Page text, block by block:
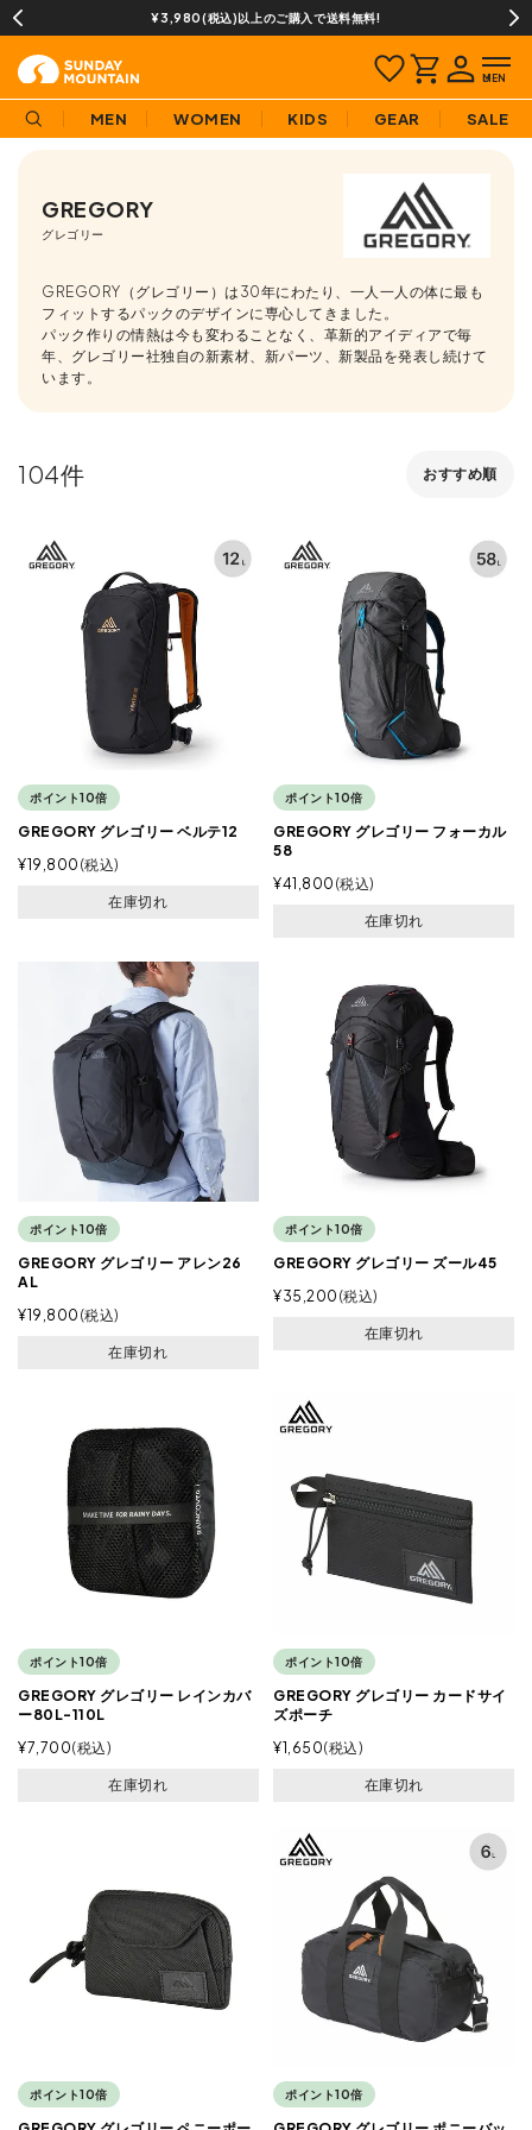
¥3,980(税込)以上のご購入で送料無料!
MEN WOMEN KIDS GEAR SALE
GREGORY
グレゴリー
GREGORY（グレゴリー）は30年にわたり、一人一人の体に最も
フィットするパックのデザインに専心してきました。
パック作りの情熱は今も変わることなく、革新的アイディアで毎
年、グレゴリー社独自の新素材、新パーツ、新製品を発表し続けて
います。
おすすめ順
104
ポイント10倍
GREGORY グレゴリー ベルテ12
¥19,800 税込
在庫切れ
ポイント10倍
GREGORY グレゴリー フォーカル
58
¥41,800 税込
在庫切れ
ポイント10倍
GREGORY グレゴリー アレン26
AL
¥19,800 税込
在庫切れ
ポイント10倍
GREGORY グレゴリー ズール45
¥35,200 税込
在庫切れ
ポイント10倍
GREGORY グレゴリー レインカバ
ー80L-110L
¥7,700 税込
在庫切れ
ポイント10倍
GREGORY グレゴリー カードサイ
ズポーチ
¥1,650 税込
在庫切れ
ポイント10倍 ポイント10倍